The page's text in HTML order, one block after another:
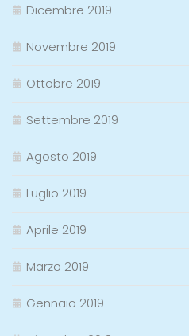
Dicembre 2019
Novembre 2019
Ottobre 2019
Settembre 2019
Agosto 2019
Luglio 2019
Aprile 2019
Marzo 2019
Gennaio 2019